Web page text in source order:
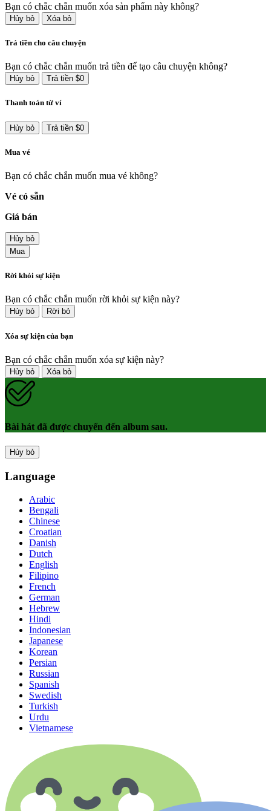
Bạn có chắc chắn muốn xóa sản phẩm này không?
Hủy bỏ Xóa bỏ
Trả tiền cho câu chuyện
Bạn có chắc chắn muốn trả tiền để tạo câu chuyện không?
Hủy bỏ Trả tiền $0
Thanh toán từ ví
Hủy bỏ Trả tiền $0
Mua vé
Bạn có chắc chắn muốn mua vé không?
Vé có sẵn
Giá bán
Hủy bỏ
Mua
Rời khỏi sự kiện
Bạn có chắc chắn muốn rời khỏi sự kiện này?
Hủy bỏ Rời bỏ
Xóa sự kiện của bạn
Bạn có chắc chắn muốn xóa sự kiện này?
Hủy bỏ Xóa bỏ
Bài hát đã được chuyển đến album sau.
Hủy bỏ
Language
Arabic
Bengali
Chinese
Croatian
Danish
Dutch
English
Filipino
French
German
Hebrew
Hindi
Indonesian
Japanese
Korean
Persian
Russian
Spanish
Swedish
Turkish
Urdu
Vietnamese